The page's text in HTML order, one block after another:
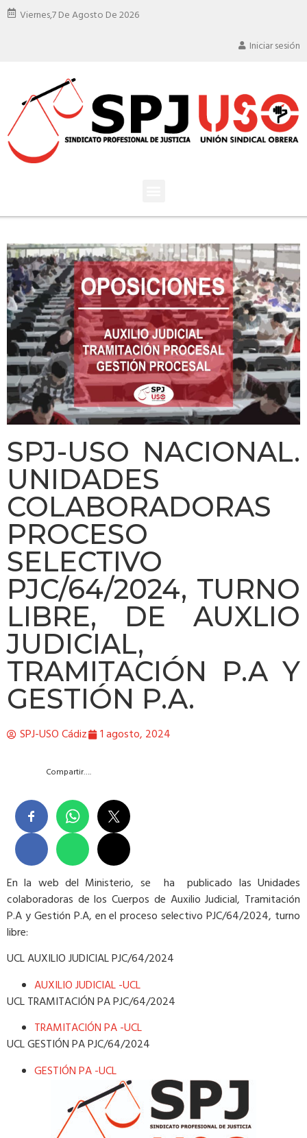
Viernes,7 De Agosto De 2026
Iniciar sesión
SPJ-USO NACIONAL.
UNIDADES
COLABORADORAS
PROCESO
SELECTIVO
PJC/64/2024, TURNO
LIBRE, DE AUXLIO
JUDICIAL,
TRAMITACIÓN P.A Y
GESTIÓN P.A.
SPJ-USO Cádiz 1 agosto, 2024
Compartir….
En la web del Ministerio, se ha publicado las Unidades
colaboradoras de los Cuerpos de Auxilio Judicial, Tramitación
P.A y Gestión P.A, en el proceso selectivo PJC/64/2024, turno
libre:
UCL AUXILIO JUDICIAL PJC/64/2024
AUXILIO JUDICIAL -UCL
UCL TRAMITACIÓN PA PJC/64/2024
TRAMITACIÓN PA -UCL
UCL GESTIÓN PA PJC/64/2024
GESTIÓN PA -UCL